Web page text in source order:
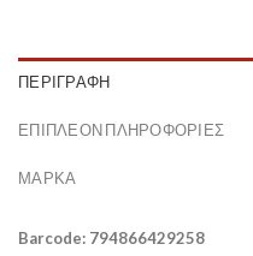
ΠΕΡΙΓΡΑΦΉ
ΕΠΙΠΛΈΟΝ ΠΛΗΡΟΦΟΡΊΕΣ
ΜΆΡΚΑ
Barcode: 794866429258